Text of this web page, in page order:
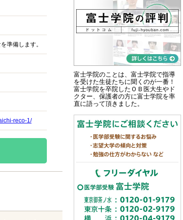
準備します。
reco-1/
富士学院のことは、富士学院で指導
を受けた生徒たちに聞くのが一番！
富士学院を卒院したＯＢ医大生やド
クター、保護者の方に富士学院を率
直に語って頂きました。